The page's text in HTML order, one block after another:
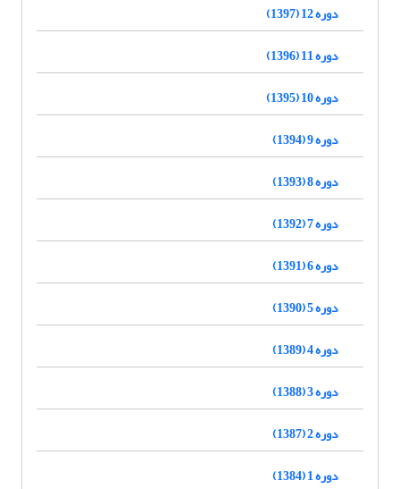
دوره 12 (1397)
دوره 11 (1396)
دوره 10 (1395)
دوره 9 (1394)
دوره 8 (1393)
دوره 7 (1392)
دوره 6 (1391)
دوره 5 (1390)
دوره 4 (1389)
دوره 3 (1388)
دوره 2 (1387)
دوره 1 (1384)